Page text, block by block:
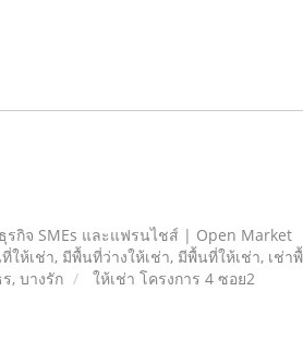
รกิจ SMEs และแฟรนไชส์ | Open Market
ห้เช่า, มีพื้นที่ว่างให้เช่า, มีพื้นที่ให้เช่า, เช่
, บางรัก
ให้เช่า โครงการ 4 ซอย2